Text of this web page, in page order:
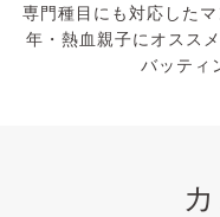
専門種目にも対応した
年・熱血親子にオスス
バッティ